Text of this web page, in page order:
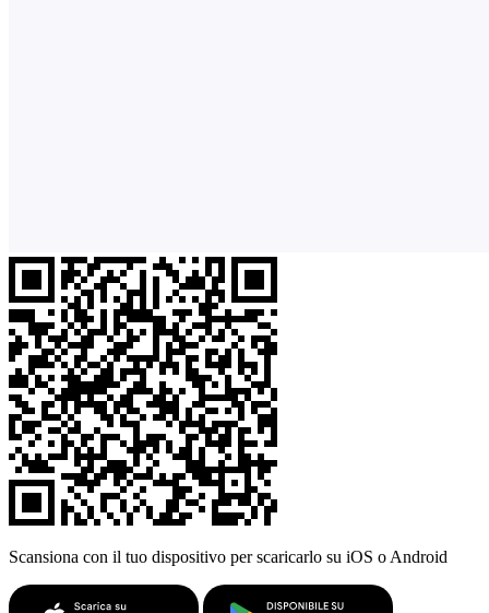
Scansiona con il tuo dispositivo per scaricarlo su iOS o Android